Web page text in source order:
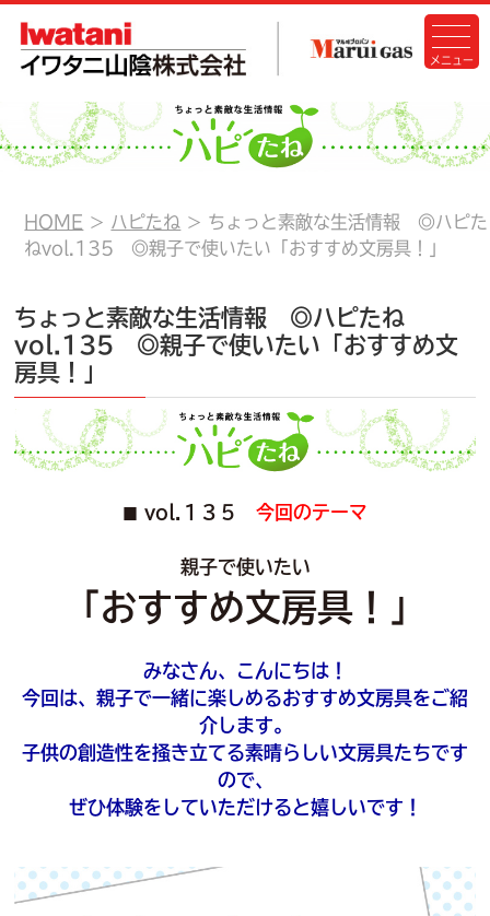
HOME ハピたね
ちょっと素敵な生活情報 ◎ハピた
ねvol.135 ◎親子で使いたい「おすすめ文房具！」
ちょっと素敵な生活情報 ◎ハピたね
vol.135 ◎親子で使いたい「おすすめ文
房具！」
vol.１３５ 今回のテーマ
親子で使いたい
「おすすめ文房具！」
みなさん、こんにちは！
今回は、親子で一緒に楽しめるおすすめ文房具をご紹
介します。
子供の創造性を掻き立てる素晴らしい文房具たちです
ので、
ぜひ体験をしていただけると嬉しいです！